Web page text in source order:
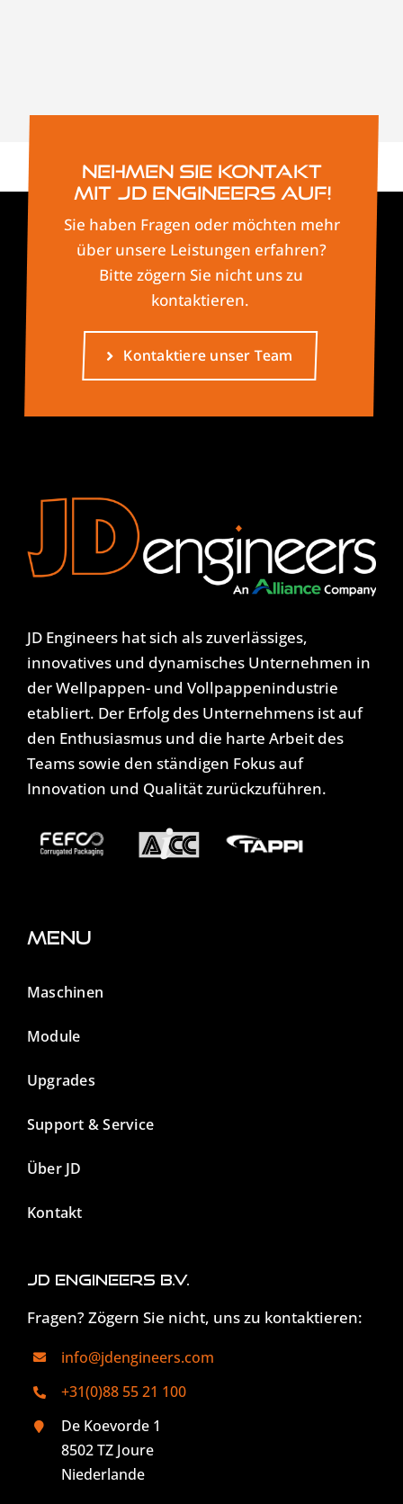
Nehmen Sie Kontakt
mit JD Engineers auf!
Sie haben Fragen oder möchten mehr
über unsere Leistungen erfahren?
Bitte zögern Sie nicht uns zu
kontaktieren.
Kontaktiere unser Team
JD Engineers hat sich als zuverlässiges,
innovatives und dynamisches Unternehmen in
der Wellpappen- und Vollpappenindustrie
etabliert. Der Erfolg des Unternehmens ist auf
den Enthusiasmus und die harte Arbeit des
Teams sowie den ständigen Fokus auf
Innovation und Qualität zurückzuführen.
Menu
Maschinen
Module
Upgrades
Support & Service
Über JD
Kontakt
JD Engineers B.V.
Fragen? Zögern Sie nicht, uns zu kontaktieren:
info@jdengineers.com
+31(0)88 55 21 100
De Koevorde 1
8502 TZ Joure
Niederlande